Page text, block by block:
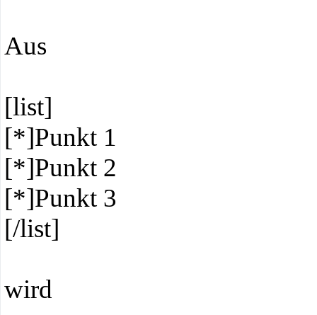
Aus
[list]
[*]Punkt 1
[*]Punkt 2
[*]Punkt 3
[/list]
wird